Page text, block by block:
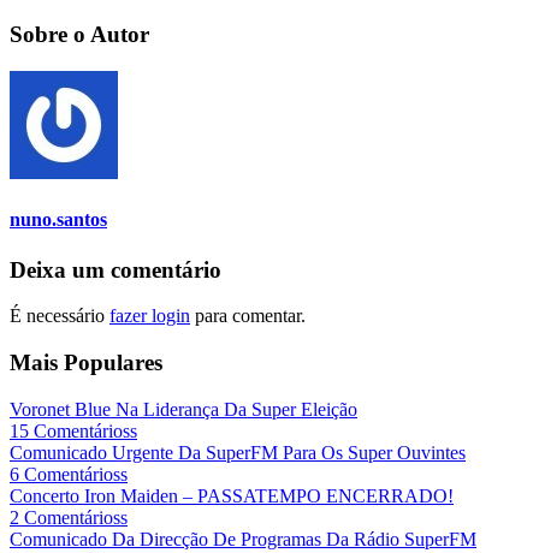
Sobre o Autor
nuno.santos
Deixa um comentário
É necessário fazer login para comentar.
Mais Populares
Voronet Blue Na Liderança Da Super Eleição
15 Comentárioss
Comunicado Urgente Da SuperFM Para Os Super Ouvintes
6 Comentárioss
Concerto Iron Maiden – PASSATEMPO ENCERRADO!
2 Comentárioss
Comunicado Da Direcção De Programas Da Rádio SuperFM